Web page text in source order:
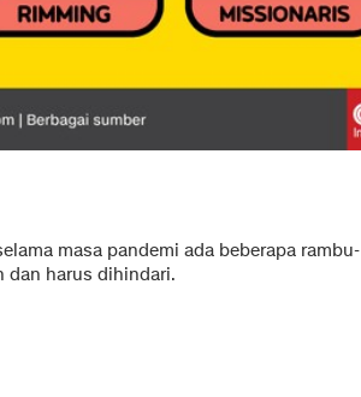
masa pandemi ada beberapa rambu-
dan harus dihindari.